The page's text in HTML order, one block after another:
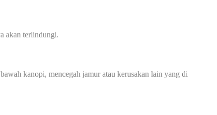
akan terlindungi.
kanopi, mencegah jamur atau kerusakan lain yang di